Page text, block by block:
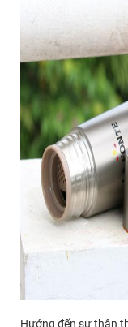
Hướng đến sự thân